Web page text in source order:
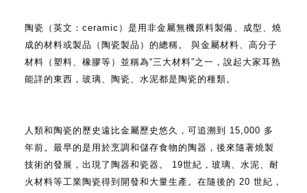
陶瓷（英文：ceramic）是用非金屬無機原料製備、成型、燒
成的材料或製品（陶瓷製品）的總稱。 與金屬材料、高分子
材料（塑料、橡膠等）並稱為“三大材料”之一，說起大家耳熟
能詳的東西，玻璃、陶瓷、水泥都是陶瓷的種類。
人類和陶瓷的歷史遠比金屬歷史悠久，可追溯到 15,000 多
年前。最早的是用於烹調和儲存食物的陶器，後來隨著燒製
技術的發展，出現了陶器和瓷器。 19世紀，玻璃、水泥、耐
火材料等工業陶瓷得到開發和大量生產。在隨後的 20 世紀，